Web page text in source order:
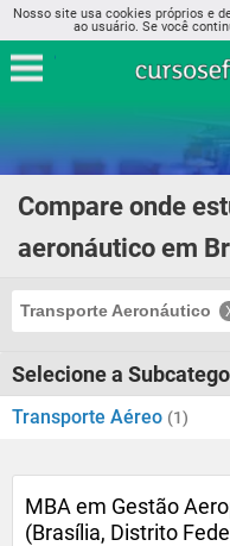
Nosso site usa cookies próprios e
ao usuário. Se você
Compare onde
aeronáutico em
Transporte Aeronáutico
Selecione a
Transporte Aéreo (1)
MBA em Gestão
(Brasília, Distrito